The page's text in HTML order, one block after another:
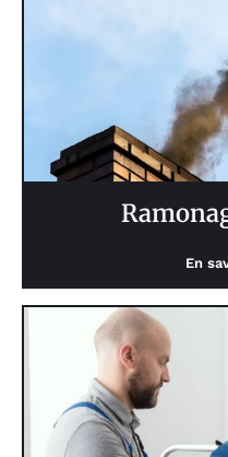
En